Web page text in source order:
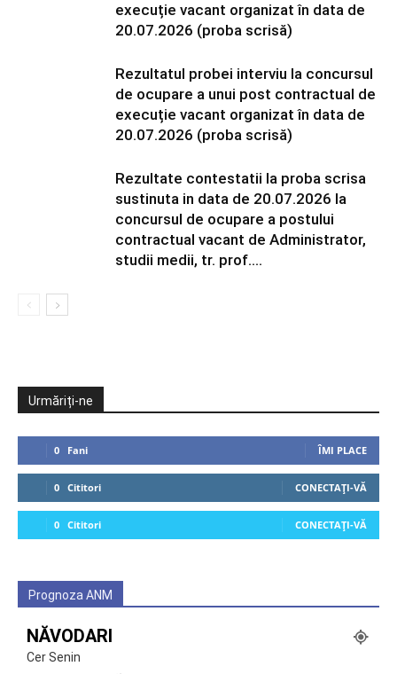
execuție vacant organizat în data de
20.07.2026 (proba scrisă)
Rezultatul probei interviu la concursul
de ocupare a unui post contractual de
execuție vacant organizat în data de
20.07.2026 (proba scrisă)
Rezultate contestatii la proba scrisa
sustinuta in data de 20.07.2026 la
concursul de ocupare a postului
contractual vacant de Administrator,
studii medii, tr. prof....
Urmăriți-ne
0 Fani ÎMI PLACE
0 Cititori CONECTAȚI-VĂ
0 Cititori CONECTAȚI-VĂ
Prognoza ANM
NĂVODARI
Cer Senin